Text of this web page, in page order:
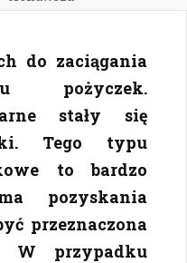
do zaciągania
pożyczek.
stały się
Tego typu
to bardzo
pozyskania
przeznaczona
W przypadku